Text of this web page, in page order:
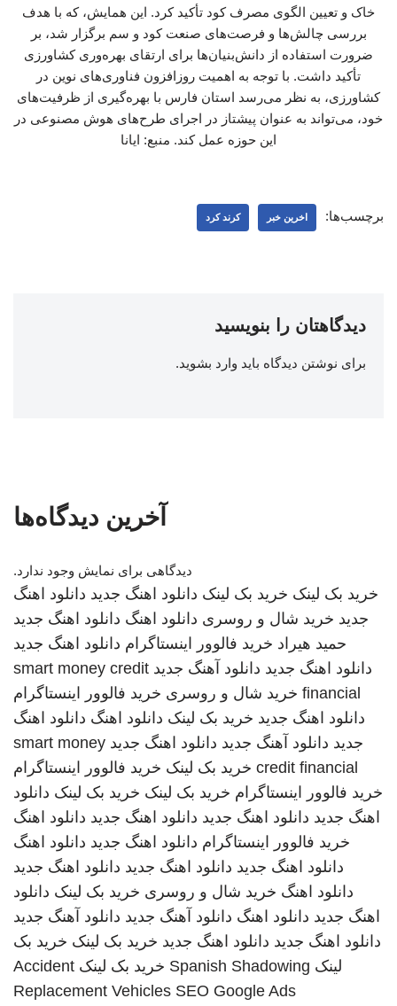
خاک و تعیین الگوی مصرف کود تأکید کرد. این همایش، که با هدف
بررسی چالش‌ها و فرصت‌های صنعت کود و سم برگزار شد، بر
ضرورت استفاده از دانش‌بنیان‌ها برای ارتقای بهره‌وری کشاورزی
تأکید داشت. با توجه به اهمیت روزافزون فناوری‌های نوین در
کشاورزی، به نظر می‌رسد استان فارس با بهره‌گیری از ظرفیت‌های
خود، می‌تواند به عنوان پیشتاز در اجرای طرح‌های هوش مصنوعی در
این حوزه عمل کند. منبع: ایانا
برچسب‌ها: اخرین خبر کرند کرد
دیدگاهتان را بنویسید
برای نوشتن دیدگاه باید وارد بشوید.
آخرین دیدگاه‌ها
دیدگاهی برای نمایش وجود ندارد.
خرید بک لینک خرید بک لینک دانلود اهنگ جدید دانلود اهنگ
جدید خرید شال و روسری دانلود اهنگ دانلود اهنگ جدید
حمید هیراد خرید فالوور اینستاگرام دانلود اهنگ جدید
دانلود اهنگ جدید دانلود آهنگ جدید smart money credit
financial خرید شال و روسری خرید فالوور اینستاگرام
دانلود اهنگ جدید خرید بک لینک دانلود اهنگ دانلود اهنگ
جدید دانلود آهنگ جدید دانلود اهنگ جدید smart money
credit financial خرید بک لینک خرید فالوور اینستاگرام
خرید فالوور اینستاگرام خرید بک لینک خرید بک لینک دانلود
اهنگ جدید دانلود اهنگ جدید دانلود اهنگ جدید دانلود اهنگ
خرید فالوور اینستاگرام دانلود اهنگ جدید دانلود اهنگ
دانلود اهنگ جدید دانلود اهنگ جدید دانلود اهنگ جدید
دانلود اهنگ خرید شال و روسری خرید بک لینک دانلود
اهنگ جدید دانلود اهنگ دانلود آهنگ جدید دانلود آهنگ جدید
دانلود اهنگ جدید دانلود اهنگ جدید خرید بک لینک خرید بک
لینک Spanish Shadowing خرید بک لینک Accident
Replacement Vehicles SEO Google Ads